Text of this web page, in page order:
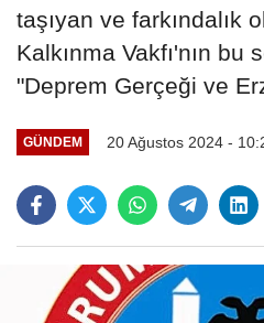
taşıyan ve farkındalık
Kalkınma Vakfı'nın bu
"Deprem Gerçeği ve
GÜNDEM 20 Ağustos 2024 -